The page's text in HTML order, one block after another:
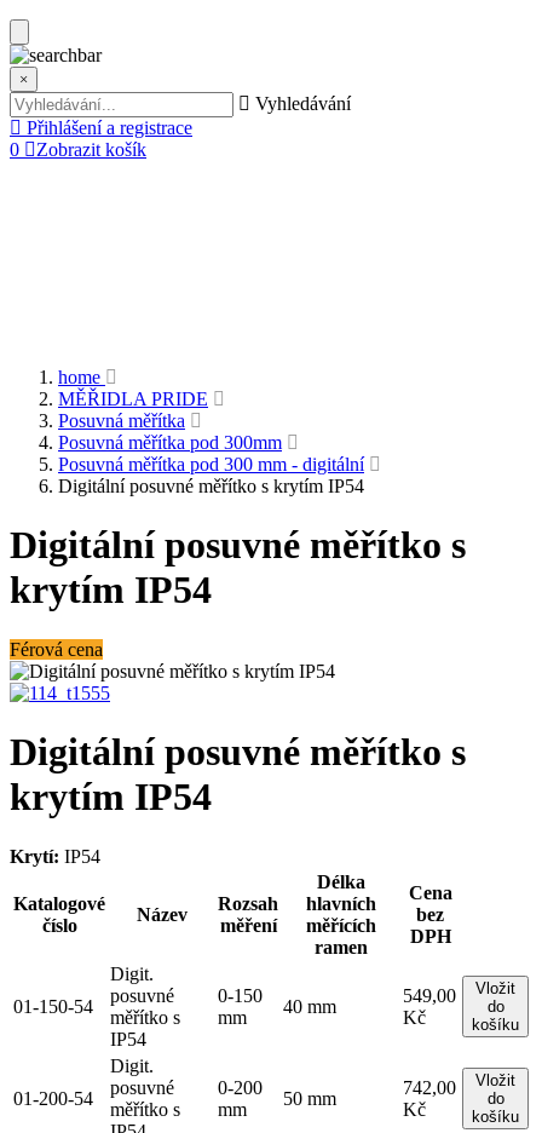
×
Vyhledávání
Přihlášení a registrace
0
Zobrazit košík
home
MĚŘIDLA PRIDE
Posuvná měřítka
Posuvná měřítka pod 300mm
Posuvná měřítka pod 300 mm - digitální
Digitální posuvné měřítko s krytím IP54
Digitální posuvné měřítko s
krytím IP54
Férová cena
Digitální posuvné měřítko s
krytím IP54
Krytí: IP54
Katalogové
číslo
Název
Rozsah
měření
Délka
hlavních
měřících
ramen
Cena
bez
DPH
01-150-54
Digit.
posuvné
měřítko s
IP54
0-150
mm
40 mm
549,00
Kč
Vložit
do
košíku
01-200-54
Digit.
posuvné
měřítko s
0-200
mm
50 mm
742,00
Kč
Vložit
do
košíku